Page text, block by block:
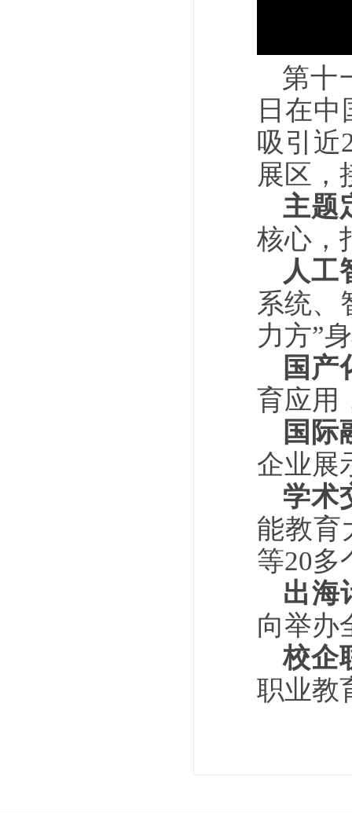
第十
日在
吸引近
展区，
主题
核心，
人工
系统、
力方”
国产
育应用
国际
企业展
学术
能教育
等20多
出海
向举办
校企
职业教